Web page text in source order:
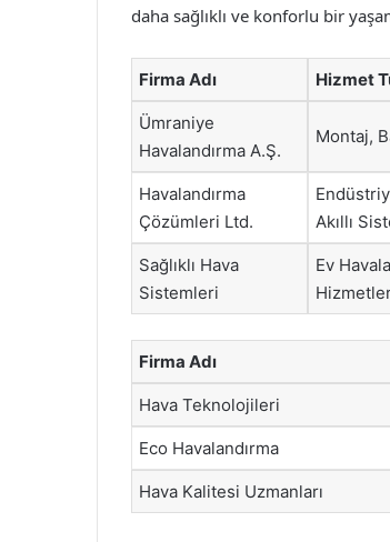
daha sağlıklı ve konforlu bir
Firma Adı Hizmet
Ümraniye
Havalandırma A.Ş.
Montaj,
Havalandırma
Çözümleri Ltd.
Akıllı
Sağlıklı Hava
Sistemleri
Ev
Firma Adı
Hava Teknolojileri
Eco Havalandırma
Hava Kalitesi Uzmanları